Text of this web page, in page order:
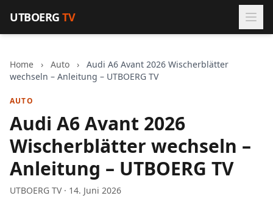
UTBOERGTV
Home › Auto ›
Audi A6 Avant 2026 Wischerblätter
wechseln – Anleitung – UTBOERG TV
AUTO
Audi A6 Avant 2026
Wischerblätter wechseln –
Anleitung – UTBOERG TV
UTBOERG TV · 14. Juni 2026